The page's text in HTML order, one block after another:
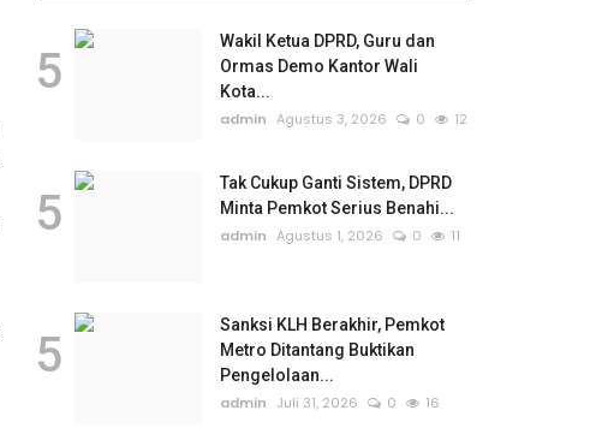
5
Wakil Ketua DPRD, Guru dan
Ormas Demo Kantor Wali
Kota...
admin Agustus 3, 2026 0 12
5
Tak Cukup Ganti Sistem, DPRD
Minta Pemkot Serius Benahi...
admin Agustus 1, 2026 0 11
5
Sanksi KLH Berakhir, Pemkot
Metro Ditantang Buktikan
Pengelolaan...
admin
Juli 31, 2026 0 16